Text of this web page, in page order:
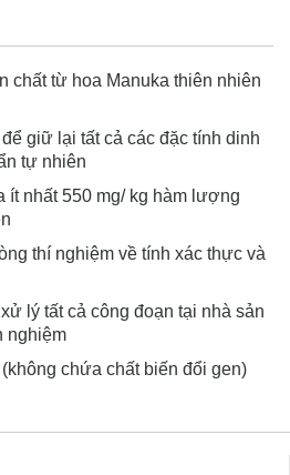
chất từ hoa Manuka thiên nhiên
giữ lại tất cả các đặc tính dinh
tự nhiên
nhất 550 mg/ kg hàm lượng
thí nghiệm về tính xác thực và
lý tất cả công đoạn tại nhà sản
nghiệm
chứa chất biến đổi gen)